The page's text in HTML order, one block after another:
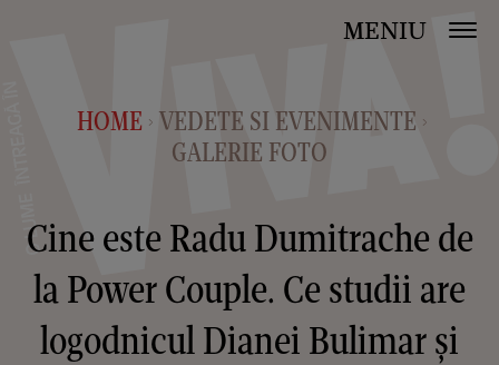
MENIU
HOME > VEDETE SI EVENIMENTE >
GALERIE FOTO
Cine este Radu Dumitrache de
la Power Couple. Ce studii are
logodnicul Dianei Bulimar și